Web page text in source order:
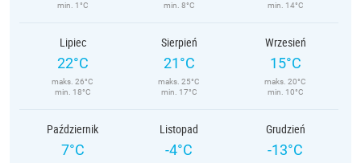
min. 1°C
min. 8°C
min. 14°C
Lipiec
22°C
maks. 26°C
min. 18°C
Sierpień
21°C
maks. 25°C
min. 17°C
Wrzesień
15°C
maks. 20°C
min. 10°C
Październik
7°C
Listopad
-4°C
Grudzień
-13°C